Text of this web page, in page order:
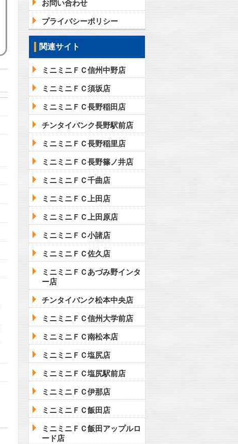
お問い合わせ
プライバシーポリシー
関連サイト
ミニミニＦＣ信州中野店
ミニミニＦＣ須坂店
ミニミニＦＣ長野稲田店
チンタイバンク長野駅前店
ミニミニＦＣ長野稲里店
ミニミニＦＣ長野篠ノ井店
ミニミニＦＣ千曲店
ミニミニＦＣ上田店
ミニミニＦＣ上田原店
ミニミニＦＣ小諸店
ミニミニＦＣ佐久店
ミニミニＦＣあづみ野インタ
ー店
チンタイバンク松本中央店
ミニミニＦＣ信州大学前店
ミニミニＦＣ南松本店
ミニミニＦＣ塩尻店
ミニミニＦＣ塩尻駅前店
ミニミニＦＣ伊那店
ミニミニＦＣ飯田店
ミニミニＦＣ飯田アップルロ
ード店